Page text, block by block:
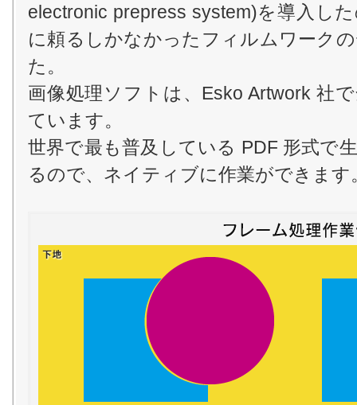
electronic prepress system)を導入し
に頼るしかなかったフィルムワーク
た。
画像処理ソフトは、Esko Artwork 社
ています。
世界で最も普及している PDF 形式で
るので、ネイティブに作業ができます